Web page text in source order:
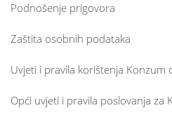
Podnošenje prigovora
Zaštita osobnih podataka
Uvjeti i pravila korištenja Konzum
Opći uvjeti i pravila poslovanja za